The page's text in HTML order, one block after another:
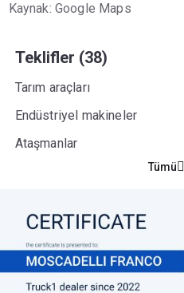
Kaynak: Google Maps
Teklifler (38)
Tarım araçları
Endüstriyel makineler
Ataşmanlar
Tümü